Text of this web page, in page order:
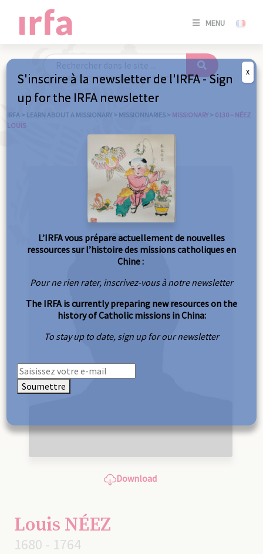
MENU
SE
/
IRFA > LEARN ABOUT A MISSIONARY > MISSIONNARIES > MISSIONARY > 0130 – NÉEZ
LOUIS
Download
Louis NÉEZ
1680 - 1764
S'inscrire à la newsletter de l'IRFA - Sign
up for the IRFA newsletter
L’IRFA vous prépare actuellement de nouvelles
ressources sur l’histoire des missions catholiques en
Chine :
Pour ne rien rater, inscrivez-vous à notre newsletter
The IRFA is currently preparing new resources on the
history of Catholic missions in China:
To stay up to date, sign up for our newsletter
Soumettre
X